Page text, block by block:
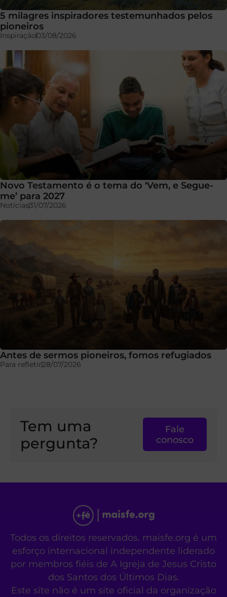
5 milagres inspiradores testemunhados pelos
pioneiros
Inspiração03/08/2026
Novo Testamento é o tema do ‘Vem, e Segue-
me’ para 2027
Notícias31/07/2026
Antes de sermos pioneiros, fomos refugiados
Para refletir28/07/2026
Tem uma
pergunta?
Fale
conosco
Todos os direitos reservados. maisfe.org é um
esforço internacional independente liderado
por membros fiéis de A Igreja de Jesus Cristo
dos Santos dos Últimos Dias.
Este site não é um site oficial da organização